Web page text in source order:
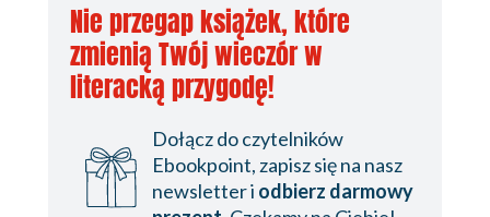
Nie przegap książek, które
zmienią Twój wieczór w
literacką przygodę!
Dołącz do czytelników
Ebookpoint, zapisz się na nasz
newsletter i odbierz darmowy